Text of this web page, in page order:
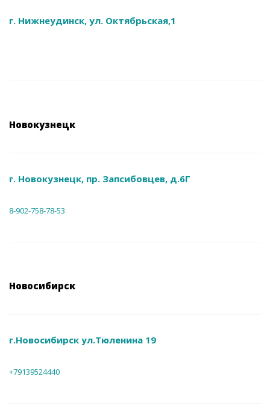
г. Нижнеудинск, ул. Октябрьская,1
Новокузнецк
г. Новокузнецк, пр. Запсибовцев, д.6Г
8-902-758-78-53
Новосибирск
г.Новосибирск ул.Тюленина 19
+79139524440